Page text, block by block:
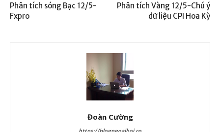
Phân tích sóng Bạc 12/5-
Fxpro
Phân tích Vàng 12/5-Chú ý
dữ liệu CPI Hoa Kỳ
Đoàn Cường